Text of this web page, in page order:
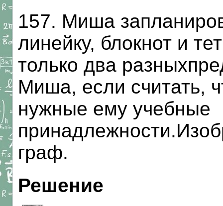
157. Миша
линейку, блокнот и
только два
Миша, если считать,
нужные ему учебные
граф.
Решение